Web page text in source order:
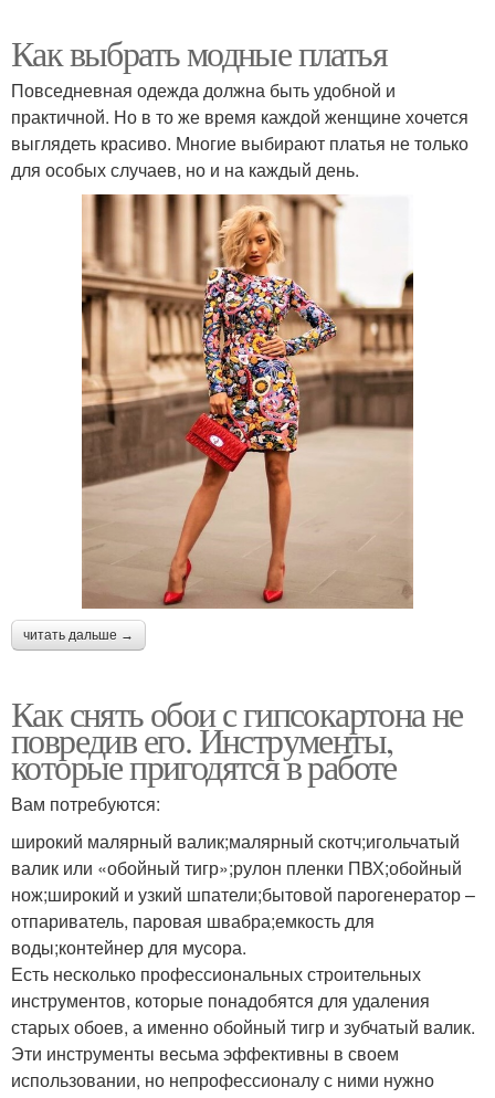
Как выбрать модные платья
Повседневная одежда должна быть удобной и
практичной. Но в то же время каждой женщине хочется
выглядеть красиво. Многие выбирают платья не только
для особых случаев, но и на каждый день.
читать дальше →
Как снять обои с гипсокартона не
повредив его. Инструменты,
которые пригодятся в работе
Вам потребуются:
широкий малярный валик;малярный скотч;игольчатый
валик или «обойный тигр»;рулон пленки ПВХ;обойный
нож;широкий и узкий шпатели;бытовой парогенератор –
отпариватель, паровая швабра;емкость для
воды;контейнер для мусора.
Есть несколько профессиональных строительных
инструментов, которые понадобятся для удаления
старых обоев, а именно обойный тигр и зубчатый валик.
Эти инструменты весьма эффективны в своем
использовании, но непрофессионалу с ними нужно